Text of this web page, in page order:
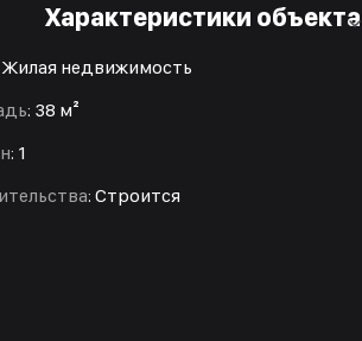
Характеристики объекта
Жилая недвижимость
: 38 м²
: 1
: Строится